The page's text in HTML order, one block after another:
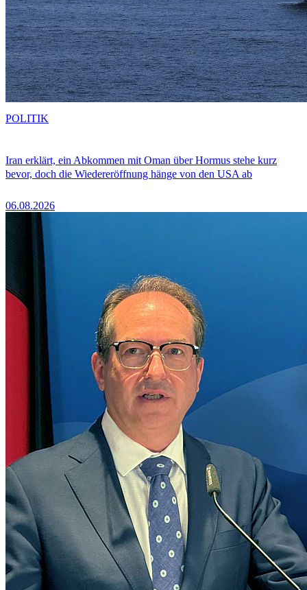
Iran erklärt, ein Abkommen mit Oman über Hormus stehe kurz
bevor, doch die Wiedereröffnung hänge von den USA ab
06.08.2026
POLITIK